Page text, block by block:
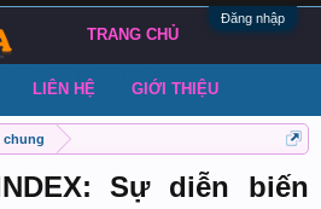
Đăng nhập
chung
Sự diễn biến
TRANG CHỦ
gần đây Đăng chủ đề
LIÊN HỆ GIỚI THIỆU